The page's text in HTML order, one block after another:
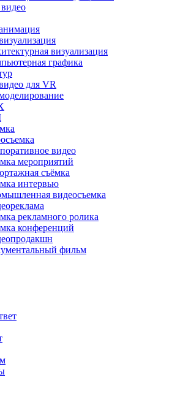
визуализация
графика
для VR
видео
мероприятий
съёмка
интервью
видеосъемка
рекламного ролика
конференций
фильм